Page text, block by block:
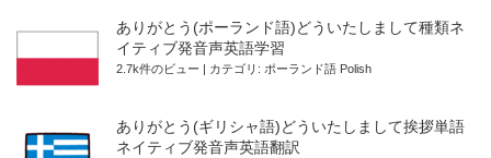
ありがとう(ポーランド語)どういたしまして種類ネ
イティブ発音声英語学習
2.7k件のビュー カテゴリ: ポーランド語 Polish
ありがとう(ギリシャ語)どういたしまして挨拶単語
ネイティブ発音声英語翻訳